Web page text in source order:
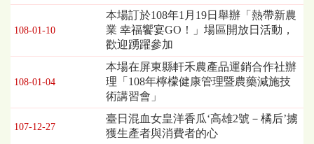
108-01-10
本場訂於108年1月19日舉辦「熱帶新農
業 幸福饗宴GO！」場區開放日活動，
歡迎踴躍參加
108-01-04
本場在屏東縣軒禾農產品運銷合作社辦
理「108年檸檬健康管理暨農藥減施技
術講習會」
107-12-27
臺日混血女皇洋香瓜‘高雄2號－橘后’擄
獲生產者與消費者的心